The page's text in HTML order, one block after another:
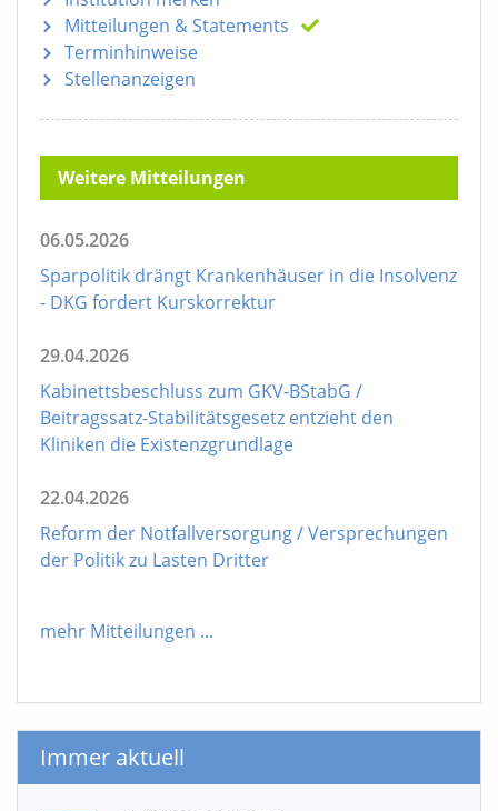
Mitteilungen & Statements
Terminhinweise
Stellenanzeigen
Weitere Mitteilungen
06.05.2026
Sparpolitik drängt Krankenhäuser in die Insolvenz
- DKG fordert Kurskorrektur
29.04.2026
Kabinettsbeschluss zum GKV-BStabG /
Beitragssatz-Stabilitätsgesetz entzieht den
Kliniken die Existenzgrundlage
22.04.2026
Reform der Notfallversorgung / Versprechungen
der Politik zu Lasten Dritter
mehr Mitteilungen ...
Immer aktuell